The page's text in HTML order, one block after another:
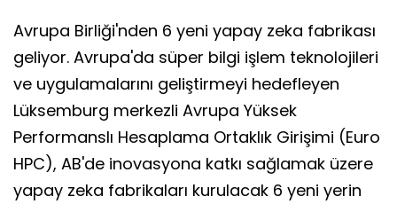
Avrupa Birliği'nden 6 yeni yapay zeka fabrikası
geliyor. Avrupa'da süper bilgi işlem teknolojileri
ve uygulamalarını geliştirmeyi hedefleyen
Lüksemburg merkezli Avrupa Yüksek
Performanslı Hesaplama Ortaklık Girişimi (Euro
HPC), AB'de inovasyona katkı sağlamak üzere
yapay zeka fabrikaları kurulacak 6 yeni yerin